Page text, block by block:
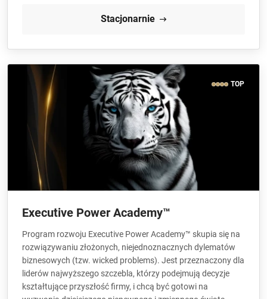
Stacjonarnie
TOP
Executive Power Academy™
Program rozwoju Executive Power Academy™ skupia się na
rozwiązywaniu złożonych, niejednoznacznych dylematów
biznesowych (tzw. wicked problems). Jest przeznaczony dla
liderów najwyższego szczebla, którzy podejmują decyzje
kształtujące przyszłość firmy, i chcą być gotowi na